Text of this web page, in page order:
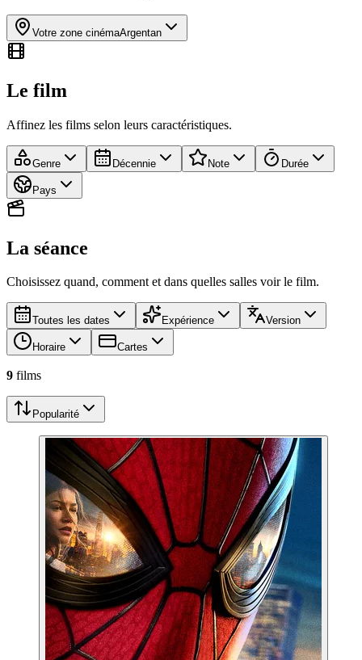
Votre zone cinémaArgentan
Le film
Affinez les films selon leurs caractéristiques.
Genre Décennie Note Durée
Pays
La séance
Choisissez quand, comment et dans quelles salles voir le film.
Toutes les dates Expérience Version
Horaire Cartes
9 films
Popularité